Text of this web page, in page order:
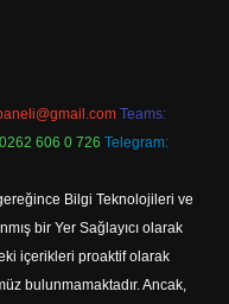
Teams:
606 0 726 Telegram:
Bilgi Teknolojileri ve
bir Yer Sağlayıcı olarak
içerikleri proaktif olarak
bulunmamaktadır. Ancak,